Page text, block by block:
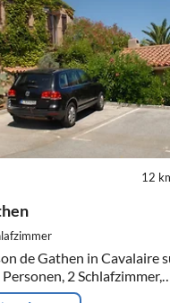
12
de Gathen in Cavalaire
2 Schlafzimmer,
Küche,